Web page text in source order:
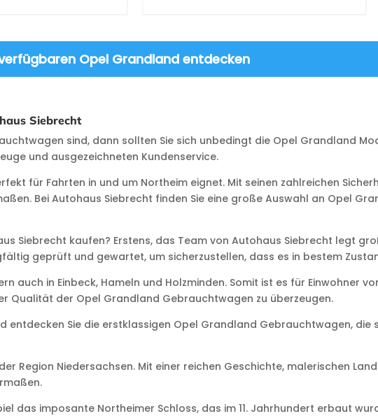
Opel Grandland entdecken
Siebrecht
sind, dann sollten Sie sich unbedingt die Opel Grandland
und ausgezeichneten Kundenservice.
für Fahrten in und um Northeim eignet. Mit seinen zahlreichen
Bei Autohaus Siebrecht finden Sie eine große Auswahl an Opel
Siebrecht kaufen? Erstens, das Team von Autohaus Siebrecht legt
geprüft und gewartet, um sicherzustellen, dass es in bestem
auch in Einbeck, Hameln und Holzminden. Somit ist es für Einwohner
Qualität der Opel Grandland Gebrauchtwagen zu überzeugen.
entdecken Sie die erstklassigen Opel Grandland Gebrauchtwagen, die
Region Niedersachsen. Mit einer reichen Geschichte, malerischen
das imposante Northeimer Schloss, das im 11. Jahrhundert erbaut